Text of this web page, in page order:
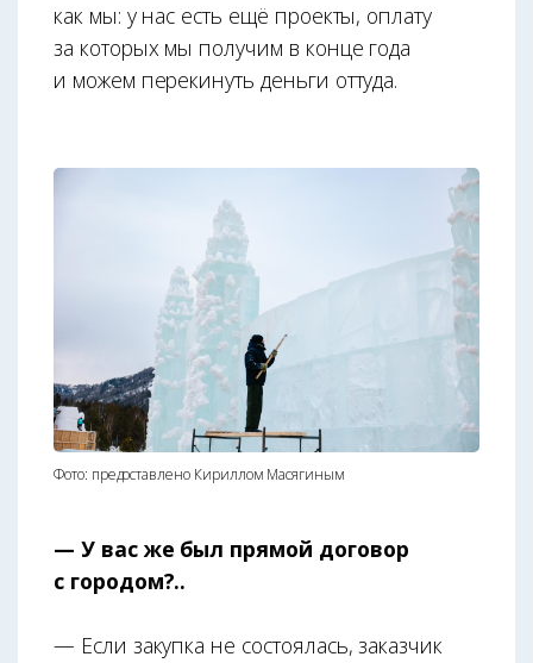
как мы: у нас есть ещё проекты, оплату
за которых мы получим в конце года
и можем перекинуть деньги оттуда.
Фото: предоставлено Кириллом Масягиным
— У вас же был прямой договор
с городом?..
— Если закупка не состоялась, заказчик